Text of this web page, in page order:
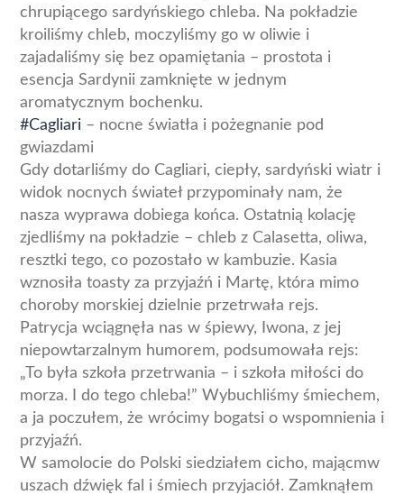
chrupiącego sardyńskiego chleba. Na pokładzie
kroiliśmy chleb, moczyliśmy go w oliwie i
zajadaliśmy się bez opamiętania – prostota i
esencja Sardynii zamknięte w jednym
aromatycznym bochenku.
#Cagliari– nocne światła i pożegnanie pod
gwiazdami
Gdy dotarliśmy do Cagliari, ciepły, sardyński wiatr i
widok nocnych świateł przypominały nam, że
nasza wyprawa dobiega końca. Ostatnią kolację
zjedliśmy na pokładzie – chleb z Calasetta, oliwa,
resztki tego, co pozostało w kambuzie. Kasia
wznosiła toasty za przyjaźń i Martę, która mimo
choroby morskiej dzielnie przetrwała rejs.
Patrycja wciągnęła nas w śpiewy, Iwona, z jej
niepowtarzalnym humorem, podsumowała rejs:
„To była szkoła przetrwania – i szkoła miłości do
morza. I do tego chleba!” Wybuchliśmy śmiechem,
a ja poczułem, że wrócimy bogatsi o wspomnienia i
przyjaźń.
W samolocie do Polski siedziałem cicho, mającmw
uszach dźwięk fal i śmiech przyjaciół. Zamknąłem